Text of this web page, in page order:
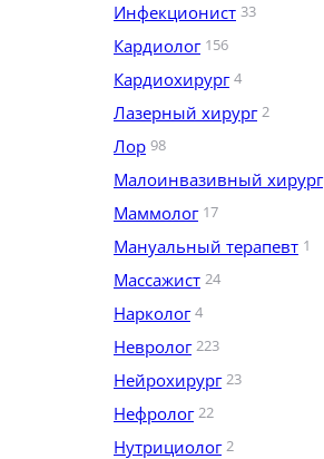
Инфекционист 33
Кардиолог 156
Кардиохирург 4
Лазерный хирург 2
Лор 98
Малоинвазивный хирург
Маммолог 17
Мануальный терапевт 1
Массажист 24
Нарколог 4
Невролог 223
Нейрохирург 23
Нефролог 22
Нутрициолог 2